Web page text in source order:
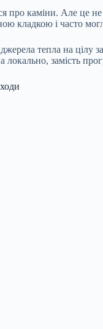
про каміни. Але це
кладкою і часто
тепла на цілу
локально, замість